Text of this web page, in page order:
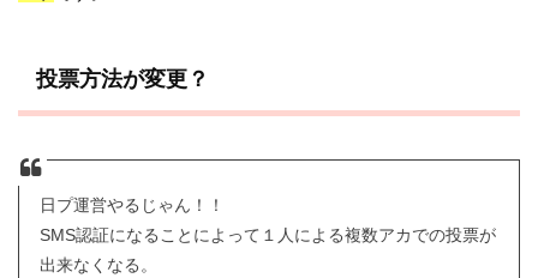
投票方法が変更？
日プ運営やるじゃん！！
SMS認証になることによって１人による複数アカでの投票が
出来なくなる。